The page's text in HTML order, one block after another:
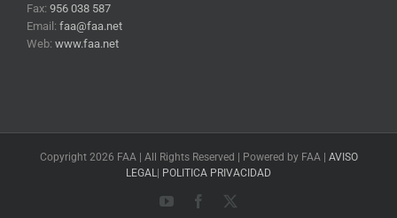
Fax: 956 038 587
Email: faa@faa.net
Web: www.faa.net
Copyright 2026 FAA | All Rights Reserved | Powered by FAA | AVISO
LEGAL | POLITICA PRIVACIDAD
YouTubeFacebook